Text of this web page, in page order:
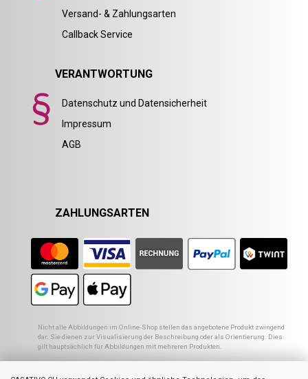
Versand- & Zahlungsarten
Callback Service
VERANTWORTUNG
Datenschutz und Datensicherheit
Impressum
AGB
ZAHLUNGSARTEN
Nicht alle Abbildungen im Online-Shop stellen das angebotene Produkt zwingend
dar. Sie dienen zur Visualisierung der Beschreibung oder als Orientierung. Dies
gilt hauptsächlich für Abbildungen mit mehreren Produkten.
Ehemaliger Preis von Casativo